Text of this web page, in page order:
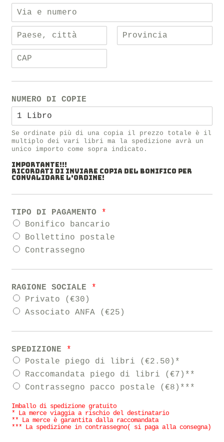
NUMERO DI COPIE
Se ordinate più di una copia il prezzo totale è il
multiplo dei vari libri ma la spedizione avrà un
unico importo come sopra indicato.
IMPORTANTE!!!
RICORDATI DI INVIARE COPIA DEL BONIFICO PER
CONVALIDARE L'ORDINE!
TIPO DI PAGAMENTO *
Bonifico bancario
Bollettino postale
Contrassegno
RAGIONE SOCIALE *
Privato (€30)
Associato ANFA (€25)
SPEDIZIONE *
Postale piego di libri (€2.50)*
Raccomandata piego di libri (€7)**
Contrassegno pacco postale (€8)***
Imballo di spedizione gratuito
* La merce viaggia a rischio del destinatario
** La merce è garantita dalla raccomandata
*** La spedizione in contrassegno( si paga alla consegna)